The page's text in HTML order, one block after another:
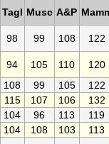
Tagl Musc A&P
98 99 108 122
94 105 110 120
108 99 105 122
115 107 106 132
104 96 113 119
104 108 103 113